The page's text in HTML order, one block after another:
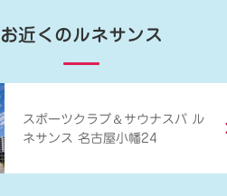
お近くのルネサンス
スポーツクラブ ＆ サウナスパ ル
ネサンス 名古屋小幡24